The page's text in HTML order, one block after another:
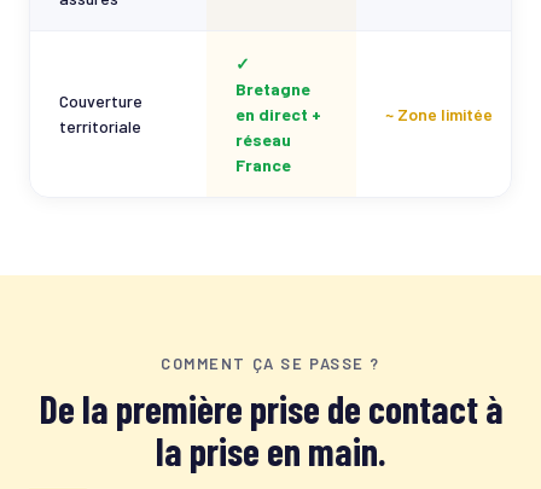
Couverture
territoriale
✓
Bretagne
en direct +
réseau
France
~ Zone limitée
COMMENT ÇA SE PASSE ?
De la première prise de contact à
la prise en main.